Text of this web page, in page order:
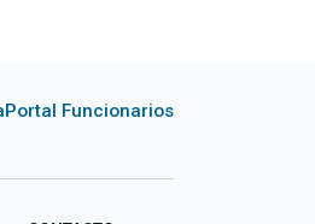
Portal Funcionarios